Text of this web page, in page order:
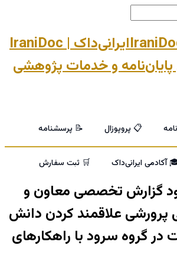
ایرانی‌داک | IraniDoc
و خدمات پژوهشی
📋 پروپوزال 📝 پرسشنامه
آکادمی ایرانی‌داک 🛒 ثبت سفارش
گزارش تخصصی معاون و
پرورشی علاقمند کردن دانش
در گروه سرود با راهکارهای